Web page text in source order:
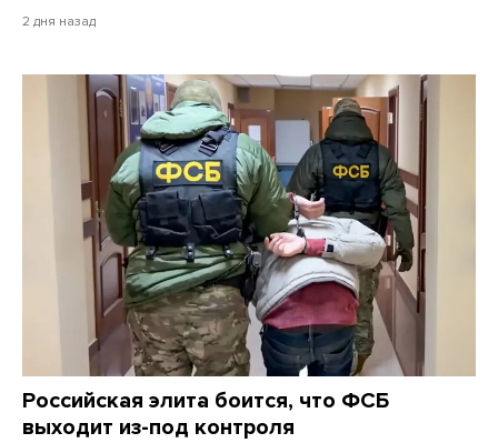
2 дня назад
Российская элита боится, что ФСБ
выходит из-под контроля